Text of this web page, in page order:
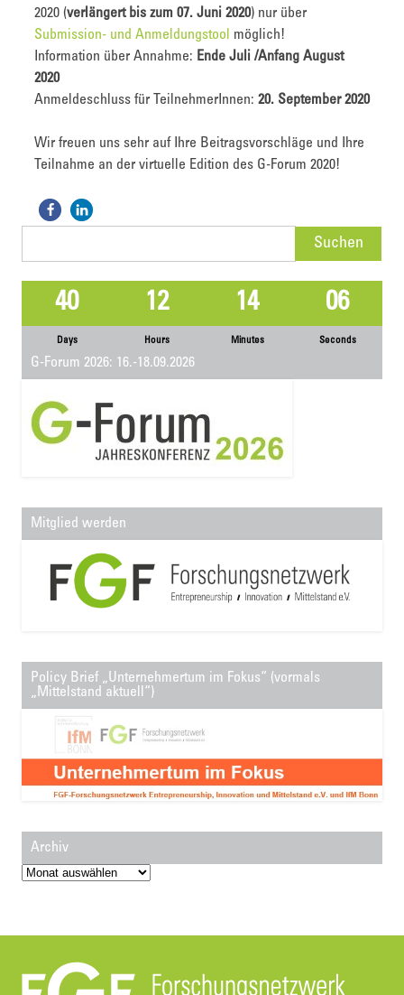
2020 (verlängert bis zum 07. Juni 2020) nur über
Submission- und Anmeldungstool
möglich!
Information über Annahme: Ende Juli /Anfang August
2020
Anmeldeschluss für TeilnehmerInnen: 20. September 2020
Wir freuen uns sehr auf Ihre Beitragsvorschläge und Ihre
Teilnahme an der virtuelle Edition des G-Forum 2020!
40
Days
12
Hours
14
Minutes
06
Seconds
G-Forum 2026: 16.-18.09.2026
Mitglied werden
Policy Brief „Unternehmertum im Fokus“ (vormals
„Mittelstand aktuell“)
Archiv
Archiv